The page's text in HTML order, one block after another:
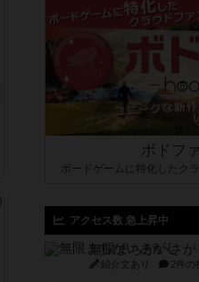
ボドフ
ボードゲームに特化したク
アクセス数 急上昇中
無限まちがいさが
紹介文あり 2件の